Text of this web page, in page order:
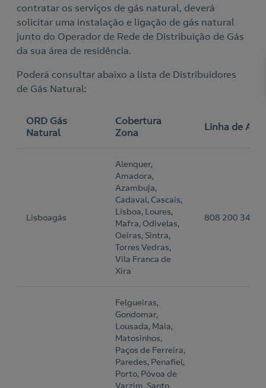
contratar os serviços de gás natural, deverá
solicitar uma instalação e ligação de gás natural
junto do Operador de Rede de Distribuição de Gás
da sua área de residência.
Poderá consultar abaixo a lista de Distribuidores
de Gás Natural:
ORD Gás
Natural
Cobertura
Zona
Linha de
Lisboagás
Alenquer,
Amadora,
Azambuja,
Cadaval, Cascais,
Lisboa, Loures,
Mafra, Odivelas,
Oeiras, Sintra,
Torres Vedras,
Vila Franca de
Xira
808 200 343
Felgueiras,
Gondomar,
Lousada, Maia,
Matosinhos,
Paços de Ferreira,
Paredes, Penafiel,
Porto, Póvoa de
Varzim, Santo